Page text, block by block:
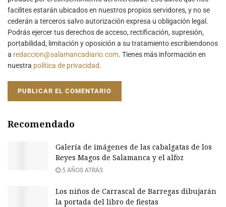
facilites estarán ubicados en nuestros propios servidores, y no se
cederán a terceros salvo autorización expresa u obligación legal.
Podrás ejercer tus derechos de acceso, rectificación, supresión,
portabilidad, limitación y oposición a su tratamiento escribiendonos
a redaccion@salamancadiario.com. Tienes más información en
nuestra política de privacidad.
Recomendado
Galería de imágenes de las cabalgatas de los
Reyes Magos de Salamanca y el alfoz
5 AÑOS ATRÁS
Los niños de Carrascal de Barregas dibujarán
la portada del libro de fiestas